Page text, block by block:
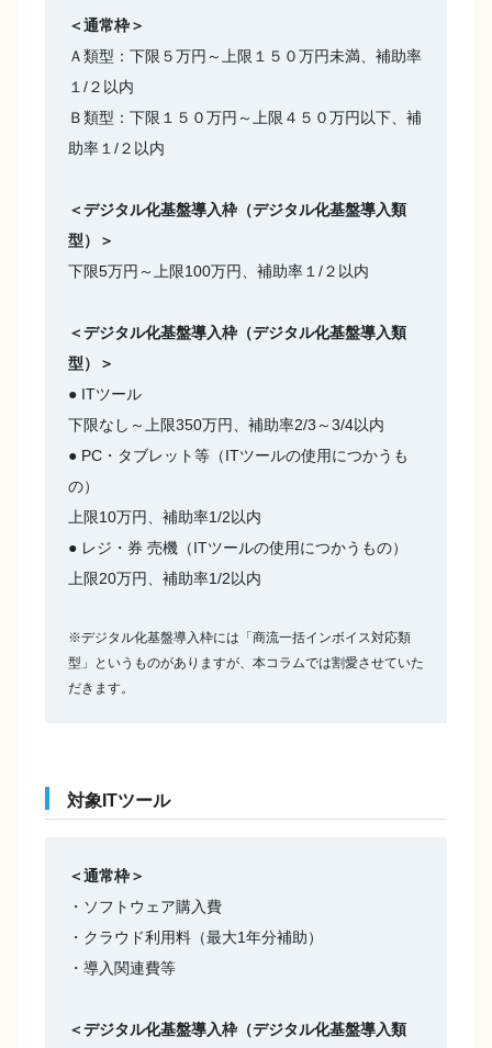
＜通常枠＞
Ａ類型：下限５万円～上限１５０万円未満、補助率
１/２以内
Ｂ類型：下限１５０万円～上限４５０万円以下、補
助率１/２以内
＜デジタル化基盤導入枠（デジタル化基盤導入類
型）＞
下限5万円～上限100万円、補助率１/２以内
＜デジタル化基盤導入枠（デジタル化基盤導入類
型）＞
● ITツール
下限なし～上限350万円、補助率2/3～3/4以内
● PC・タブレット等（ITツールの使用につかうも
の）
上限10万円、補助率1/2以内
● レジ・券 売機（ITツールの使用につかうもの）
上限20万円、補助率1/2以内
※デジタル化基盤導入枠には「商流一括インボイス対応類
型」というものがありますが、本コラムでは割愛させていた
だきます。
対象ITツール
＜通常枠＞
・ソフトウェア購入費
・クラウド利用料（最大1年分補助）
・導入関連費等
＜デジタル化基盤導入枠（デジタル化基盤導入類